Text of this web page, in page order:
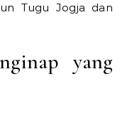
Tugu Jogja dan
yang